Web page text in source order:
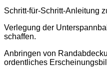
Schritt-für-Schritt-Anleitung
Verlegung der
schaffen.
Anbringen von
ordentliches